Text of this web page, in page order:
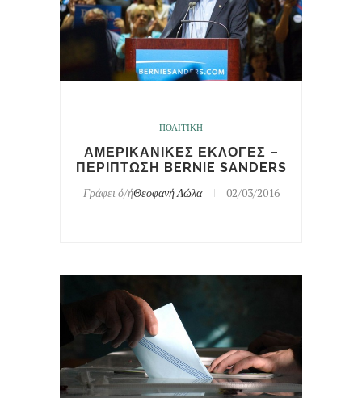
ΠΟΛΙΤΙΚΗ
ΑΜΕΡΙΚΑΝΙΚΕΣ ΕΚΛΟΓΕΣ –
ΠΕΡΙΠΤΩΣΗ BERNIE SANDERS
Γράφει ό/ήΘεοφανή Λώλα 02/03/2016